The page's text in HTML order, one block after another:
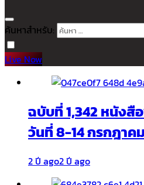
ค้นหาสำหรับ:
Live Now
ฉบับที่ 1,342 หนัง
วันที่ 8-14 กรกฎาค
2 ปี ago2 ปี ago